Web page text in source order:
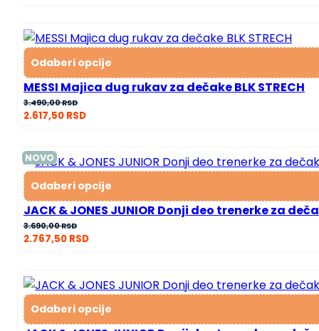
Odaberi opcije
MESSI Majica dug rukav za dečake BLK STRECH
3.490,00RSD
2.617,50 RSD
NOVO
Odaberi opcije
JACK & JONES JUNIOR Donji deo trenerke za
3.690,00RSD
2.767,50 RSD
Odaberi opcije